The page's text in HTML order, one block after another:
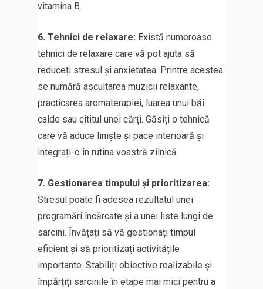
vitamina B.
6. Tehnici de relaxare: Există numeroase
tehnici de relaxare care vă pot ajuta să
reduceți stresul și anxietatea. Printre acestea
se numără ascultarea muzicii relaxante,
practicarea aromaterapiei, luarea unui băi
calde sau cititul unei cărți. Găsiți o tehnică
care vă aduce liniște și pace interioară și
integrați-o în rutina voastră zilnică.
7. Gestionarea timpului și prioritizarea:
Stresul poate fi adesea rezultatul unei
programări încărcate și a unei liste lungi de
sarcini. Învățați să vă gestionați timpul
eficient și să prioritizați activitățile
importante. Stabiliți obiective realizabile și
împărțiți sarcinile în etape mai mici pentru a